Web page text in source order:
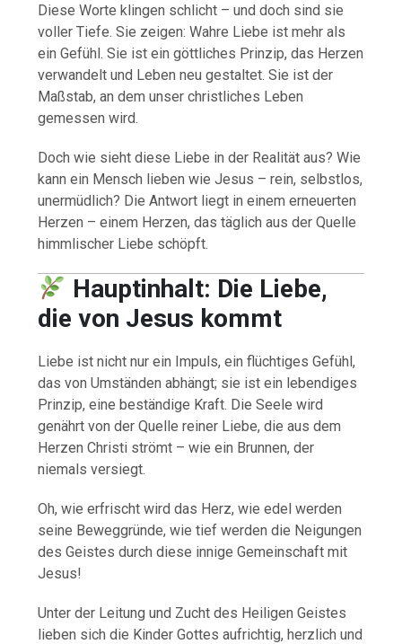
Diese Worte klingen schlicht – und doch sind sie
voller Tiefe. Sie zeigen: Wahre Liebe ist mehr als
ein Gefühl. Sie ist ein göttliches Prinzip, das Herzen
verwandelt und Leben neu gestaltet. Sie ist der
Maßstab, an dem unser christliches Leben
gemessen wird.
Doch wie sieht diese Liebe in der Realität aus? Wie
kann ein Mensch lieben wie Jesus – rein, selbstlos,
unermüdlich? Die Antwort liegt in einem erneuerten
Herzen – einem Herzen, das täglich aus der Quelle
himmlischer Liebe schöpft.
Hauptinhalt: Die Liebe,
die von Jesus kommt
Liebe ist nicht nur ein Impuls, ein flüchtiges Gefühl,
das von Umständen abhängt; sie ist ein lebendiges
Prinzip, eine beständige Kraft. Die Seele wird
genährt von der Quelle reiner Liebe, die aus dem
Herzen Christi strömt – wie ein Brunnen, der
niemals versiegt.
Oh, wie erfrischt wird das Herz, wie edel werden
seine Beweggründe, wie tief werden die Neigungen
des Geistes durch diese innige Gemeinschaft mit
Jesus!
Unter der Leitung und Zucht des Heiligen Geistes
lieben sich die Kinder Gottes aufrichtig, herzlich und